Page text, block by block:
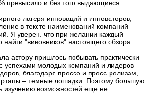
превысило и без того выдающиеся
лагеря инноваций и инноваторов,
в тексте наименований компаний,
Я уверен, что при желании каждый
"виновников" настоящего обзора.
автору пришлось побывать практически
успехами молодых компаний и лидеров
благодаря прессе и пресс-релизам,
– ​темные лошадки. Поэтому большую
изучению возможностей еще не